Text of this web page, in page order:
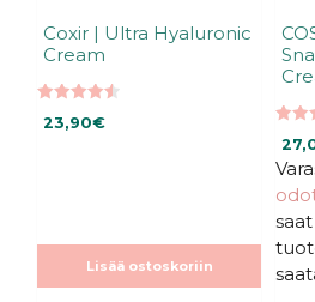
Coxir | Ultra Hyaluronic
Cream
5:stä
23,90€
Lisää ostoskoriin